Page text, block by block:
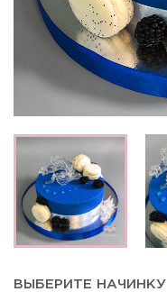
ВЫБЕРИТЕ НАЧИНКУ